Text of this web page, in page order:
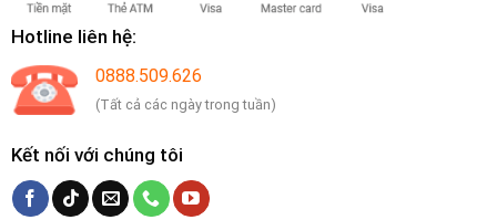
Hotline liên hệ:
0888.509.626
(Tất cả các ngày trong tuần)
Kết nối với chúng tôi